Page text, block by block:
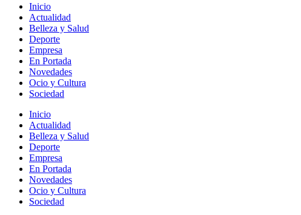
Inicio
Actualidad
Belleza y Salud
Deporte
Empresa
En Portada
Novedades
Ocio y Cultura
Sociedad
Inicio
Actualidad
Belleza y Salud
Deporte
Empresa
En Portada
Novedades
Ocio y Cultura
Sociedad